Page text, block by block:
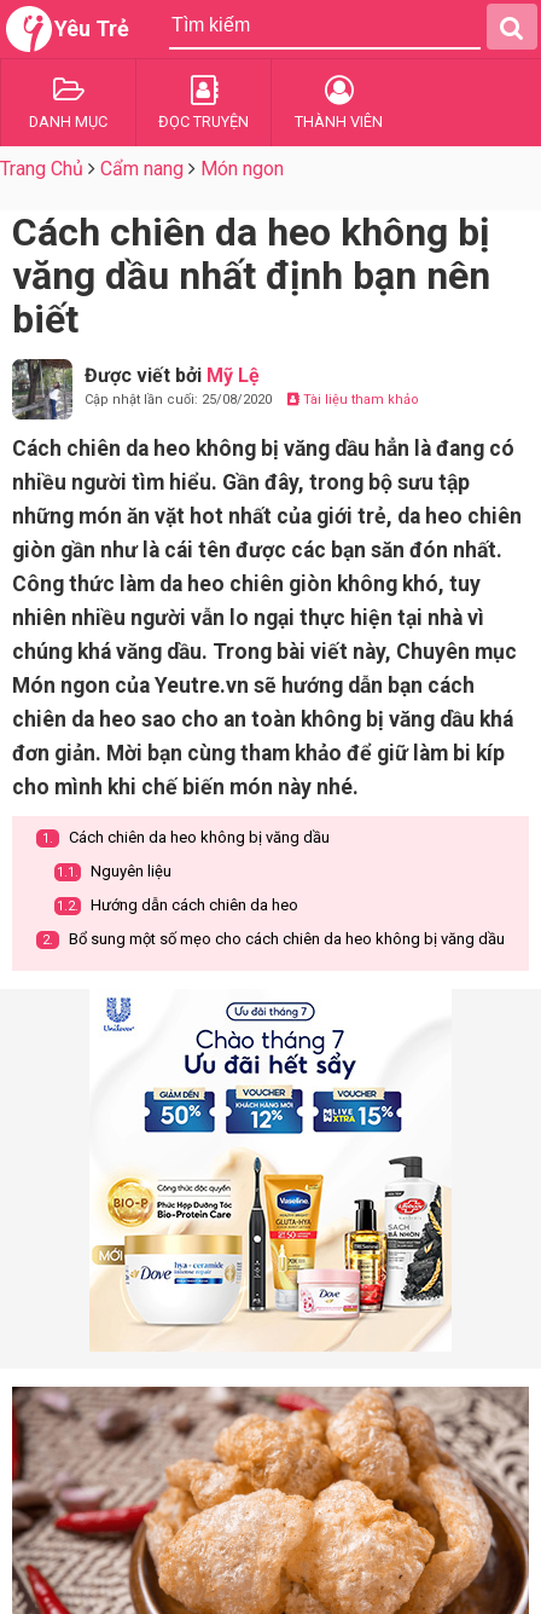
Yêu Trẻ
DANH MỤC ĐỌC TRUYỆN THÀNH VIÊN
Trang Chủ Cẩm nang Món ngon
Cách chiên da heo không bị
văng dầu nhất định bạn nên
biết
Được viết bởi Mỹ Lệ
Cập nhật lần cuối: 25/08/2020 Tài liệu tham khảo
Cách chiên da heo không bị văng dầu hẳn là đang có
nhiều người tìm hiểu. Gần đây, trong bộ sưu tập
những món ăn vặt hot nhất của giới trẻ, da heo chiên
giòn gần như là cái tên được các bạn săn đón nhất.
Công thức làm da heo chiên giòn không khó, tuy
nhiên nhiều người vẫn lo ngại thực hiện tại nhà vì
chúng khá văng dầu. Trong bài viết này, Chuyên mục
Món ngon của Yeutre.vn sẽ hướng dẫn bạn cách
chiên da heo sao cho an toàn không bị văng dầu khá
đơn giản. Mời bạn cùng tham khảo để giữ làm bi kíp
cho mình khi chế biến món này nhé.
1. Cách chiên da heo không bị văng dầu
1.1. Nguyên liệu
1.2. Hướng dẫn cách chiên da heo
2. Bổ sung một số mẹo cho cách chiên da heo không bị văng dầu